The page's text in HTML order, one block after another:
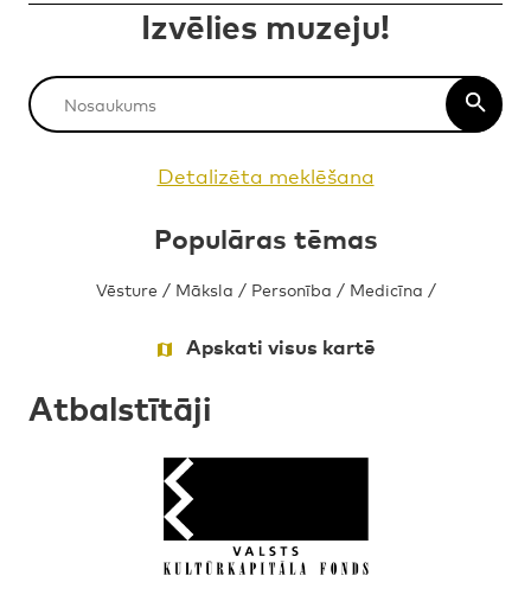
Izvēlies muzeju!
Detalizēta meklēšana
Populāras tēmas
Vēsture / Māksla / Personība / Medicīna /
Apskati visus kartē
Atbalstītāji